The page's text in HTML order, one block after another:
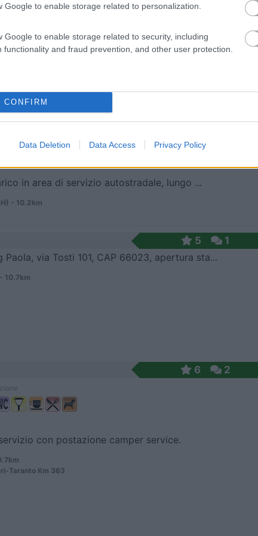
Google to enable storage related to personalization.
Google to enable storage related to security, including
functionality and fraud prevention, and other user protection.
CONFIRM
Data Deletion Data Access Privacy Policy
mare, area all'interno di un rimessaggio camp...
in area di servizio autostradale, lungo ...
- 10.2km
5 1
Paola, via Tosti 101, CAP 66023, apertura sta...
10.7km
6 2
con postazione camper service.
Taranto Km 363